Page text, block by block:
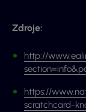
Zdroje:
http://
https://
scratchcard-